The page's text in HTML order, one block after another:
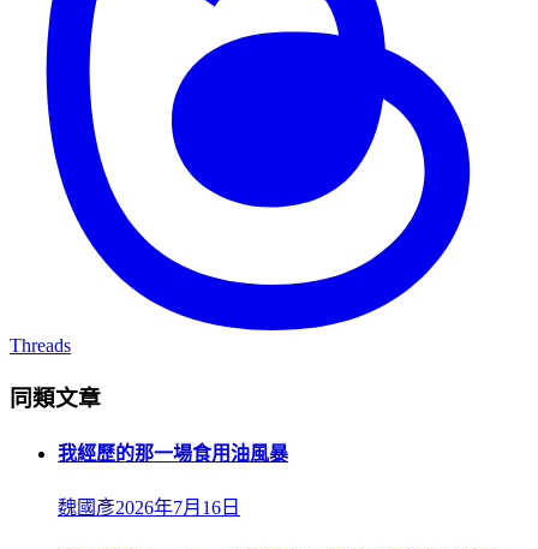
Threads
同類文章
我經歷的那一場食用油風暴
魏國彥2026年7月16日